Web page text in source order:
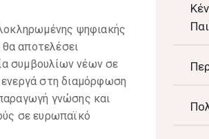
ψηφιακής
θα αποτελέσει
συμβουλίων νέων σε
στη διαμόρφωση
γνώσης και
σε ευρωπαϊκό